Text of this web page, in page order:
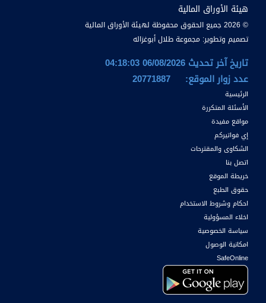
هيئة الأوراق المالية
© 2026 جميع الحقوق محفوظة لهيئة الأوراق المالية
تصميم وتطوير: مجموعة طلال أبوغزاله
تاريخ آخر تحديث 06/08/2026 04:18:03
عدد زوار الموقع:
الرئيسية
الأسئلة المتكررة
مواقع مفيدة
إي فواتيركم
الشكاوى والمقترحات
اتصل بنا
خريطة الموقع
حقوق الطبع
احكام وشروط الاستخدام
اخلاء المسؤولية
سياسة الخصوصية
امكانية الوصول
SafeOnline